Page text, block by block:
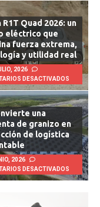
R1T Quad 2026: un
eléctrico que
fuerza extrema,
y utilidad real
2026
DESACTIVADOS
una
de granizo en
de logística
2026
DESACTIVADOS